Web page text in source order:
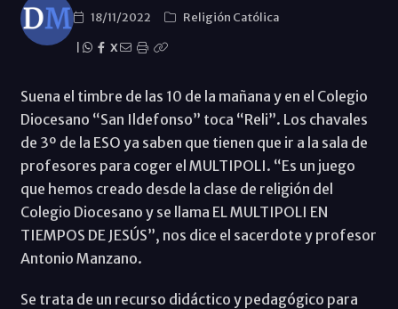
18/11/2022
Religión Católica
X
Suena el timbre de las 10 de la mañana y en el Colegio
Diocesano “San Ildefonso” toca “Reli”. Los chavales
de 3º de la ESO ya saben que tienen que ir a la sala de
profesores para coger el MULTIPOLI. “Es un juego
que hemos creado desde la clase de religión del
Colegio Diocesano y se llama EL MULTIPOLI EN
TIEMPOS DE JESÚS”, nos dice el sacerdote y profesor
Antonio Manzano.
Se trata de un recurso didáctico y pedagógico para